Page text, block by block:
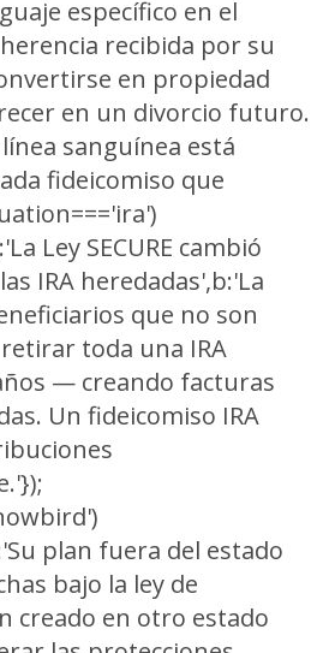
específico en el
recibida por su
en propiedad
en un divorcio futuro.
sanguínea está
fideicomiso que
Ley SECURE cambió
IRA heredadas',b:'La
que no son
toda una IRA
— creando facturas
Un fideicomiso IRA
plan fuera del estado
bajo la ley de
creado en otro estado